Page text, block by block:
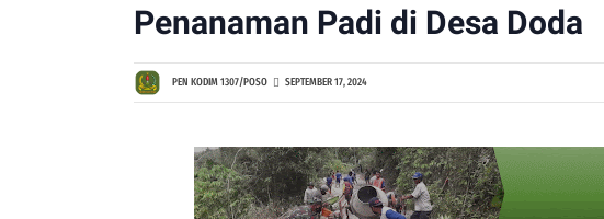
Penanaman Padi di Desa Doda
PEN KODIM 1307/POSO SEPTEMBER 17, 2024